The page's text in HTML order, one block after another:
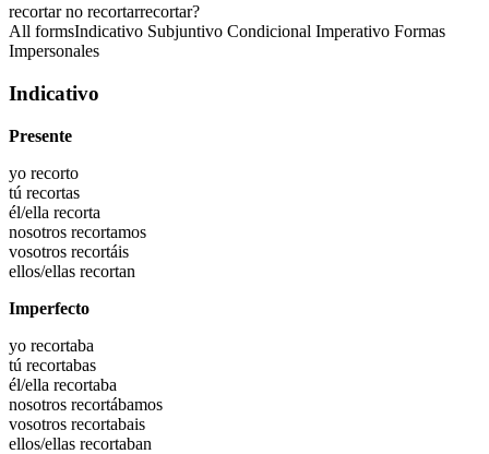
recortarno recortarrecortar?
All formsIndicativo Subjuntivo Condicional Imperativo Formas
Impersonales
Indicativo
Presente
yo recorto
tú recortas
él/ella recorta
nosotros recortamos
vosotros recortáis
ellos/ellas recortan
Imperfecto
yo recortaba
tú recortabas
él/ella recortaba
nosotros recortábamos
vosotros recortabais
ellos/ellas recortaban